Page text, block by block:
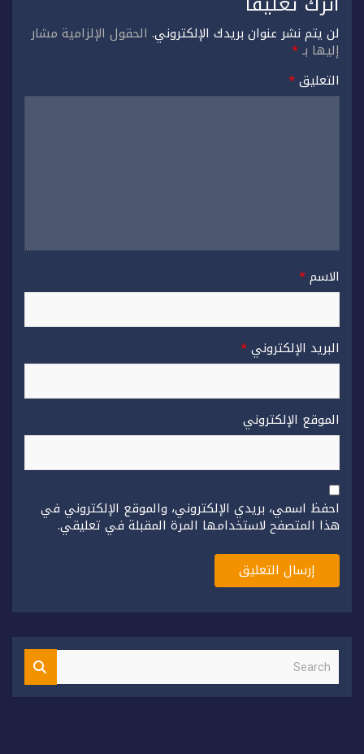
لن يتم نشر عنوان بريدك الإلكتروني. الحقول الإلزامية مشار
إليها بـ*
التعليق*
الاسم*
البريد الإلكتروني*
الموقع الإلكتروني
احفظ اسمي، بريدي الإلكتروني، والموقع الإلكتروني في
هذا المتصفح لاستخدامها المرة المقبلة في تعليقي.
S
a